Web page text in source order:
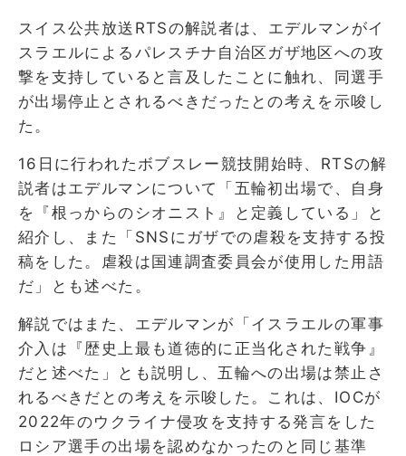
スイス公共放送RTSの解説者は、エデルマンがイ
スラエルによるパレスチナ自治区ガザ地区への攻
撃を支持していると言及したことに触れ、同選手
が出場停止とされるべきだったとの考えを示唆し
た。
16日に行われたボブスレー競技開始時、RTSの解
説者はエデルマンについて「五輪初出場で、自身
を『根っからのシオニスト』と定義している」と
紹介し、また「SNSにガザでの虐殺を支持する投
稿をした。虐殺は国連調査委員会が使用した用語
だ」とも述べた。
解説ではまた、エデルマンが「イスラエルの軍事
介入は『歴史上最も道徳的に正当化された戦争』
だと述べた」とも説明し、五輪への出場は禁止さ
れるべきだとの考えを示唆した。これは、IOCが
2022年のウクライナ侵攻を支持する発言をした
ロシア選手の出場を認めなかったのと同じ基準